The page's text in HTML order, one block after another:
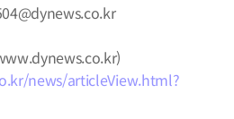
news/articleView.html?